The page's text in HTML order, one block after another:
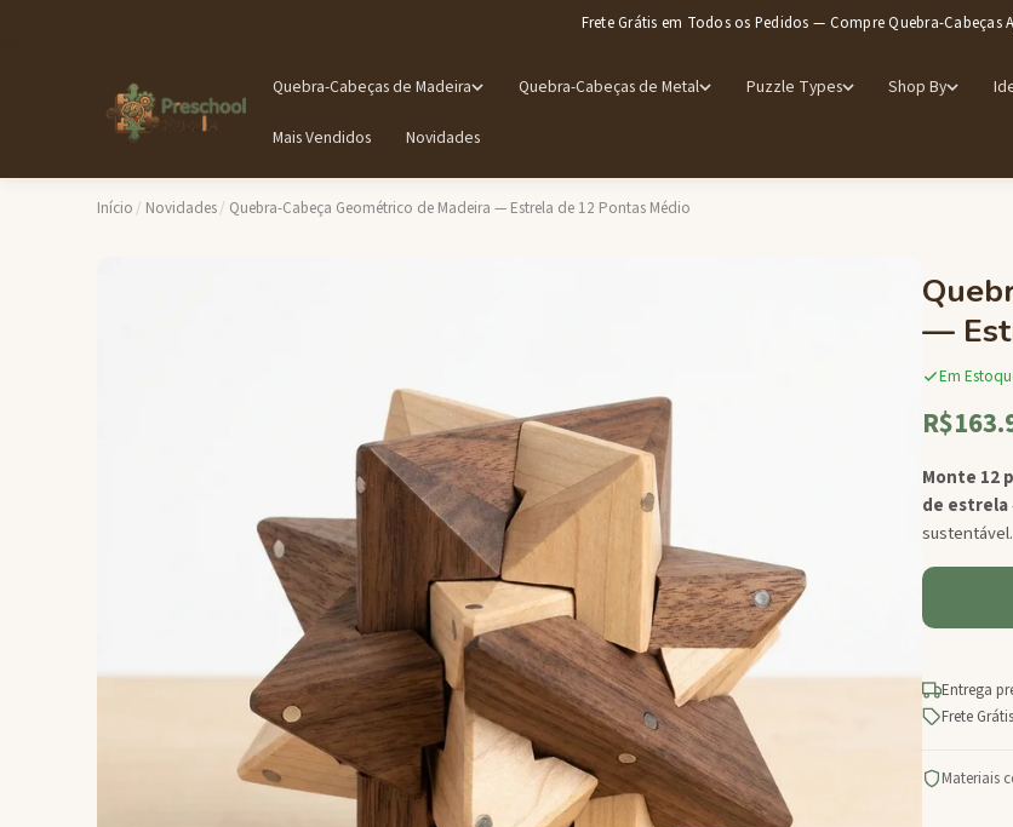
Frete Grátis em Todos os Pedidos — Compre Quebra-Cabeças
Quebra-Cabeças de Madeira Quebra-Cabeças de Metal Puzzle Types Shop By
Mais Vendidos Novidades
Início / Novidades/ Quebra-Cabeça Geométrico de Madeira — Estrela de 12 Pontas Médio
—
Em
Monte 12
de estrela
sustentável.
Entrega
Frete
Materiais